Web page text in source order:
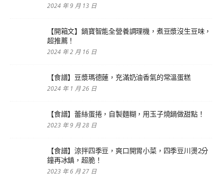
2024 年 9 月 13 日
【開箱文】鍋寶智能全營養調理機，煮豆漿沒生豆味，
超推薦！
2024 年 2 月 16 日
【食譜】豆漿瑪德蓮，充滿奶油香氣的常溫蛋糕
2024 年 1 月 26 日
【食譜】蕾絲蛋捲，自製麵糊，用玉子燒鍋做甜點！
2023 年 9 月 28 日
【食譜】涼拌四季豆，爽口開胃小菜，四季豆川燙2分
鐘再冰鎮，超脆！
2023 年 6 月 27 日